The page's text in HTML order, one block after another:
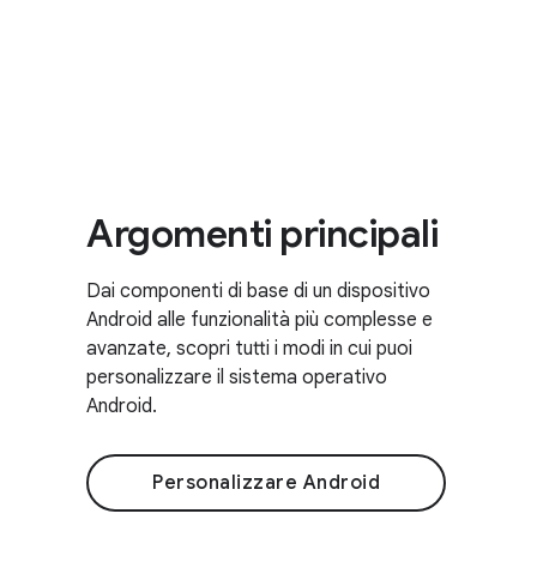
Argomenti principali
Dai componenti di base di un dispositivo
Android alle funzionalità più complesse e
avanzate, scopri tutti i modi in cui puoi
personalizzare il sistema operativo
Android.
Personalizzare Android